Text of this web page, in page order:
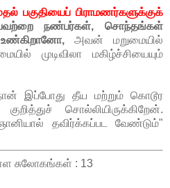
பகுதியைப் பிராமணர்களுக்குக்
நண்பர்கள், சொந்தங்கள்
அவன் மறுமையில்
முடிவிலா மகிழ்ச்சியையும்
இப்போது தீய மற்றும் கொடூர
சொல்லியிருக்கிறேன்.
தவிர்க்கப்பட வேண்டும்"
சுலோகங்கள் : 13